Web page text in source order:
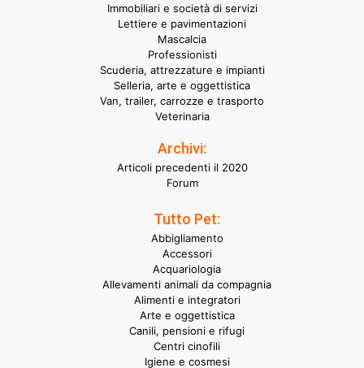
Immobiliari e società di servizi
Lettiere e pavimentazioni
Mascalcia
Professionisti
Scuderia, attrezzature e impianti
Selleria, arte e oggettistica
Van, trailer, carrozze e trasporto
Veterinaria
Archivi:
Articoli precedenti il 2020
Forum
Tutto Pet:
Abbigliamento
Accessori
Acquariologia
Allevamenti animali da compagnia
Alimenti e integratori
Arte e oggettistica
Canili, pensioni e rifugi
Centri cinofili
Igiene e cosmesi